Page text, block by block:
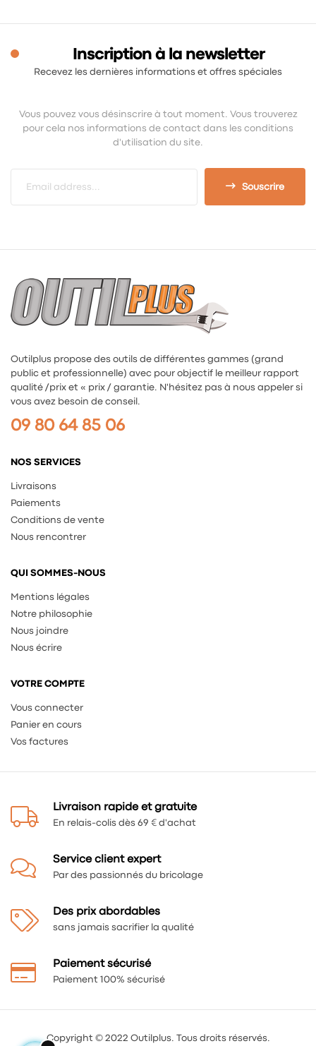
Inscription à la newsletter
Recevez les dernières informations et offres spéciales
Vous pouvez vous désinscrire à tout moment. Vous trouverez
pour cela nos informations de contact dans les conditions
d'utilisation du site.
Souscrire
Outilplus propose des outils de différentes gammes (grand
public et professionnelle) avec pour objectif le meilleur rapport
qualité /prix et « prix / garantie. N'hésitez pas à nous appeler si
vous avez besoin de conseil.
09 80 64 85 06
NOS SERVICES
Livraisons
Paiements
Conditions de vente
Nous rencontrer
QUI SOMMES-NOUS
Mentions légales
Notre philosophie
Nous joindre
Nous écrire
VOTRE COMPTE
Vous connecter
Panier en cours
Vos factures
Livraison rapide et gratuite
En relais-colis dès 69 € d'achat
Service client expert
Par des passionnés du bricolage
Des prix abordables
sans jamais sacrifier la qualité
Paiement sécurisé
Paiement 100% sécurisé
Copyright © 2022 Outilplus. Tous droits réservés.